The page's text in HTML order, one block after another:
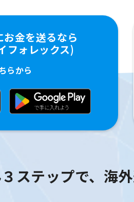
金を送るなら
フォレックス)
らから
ステップで、海